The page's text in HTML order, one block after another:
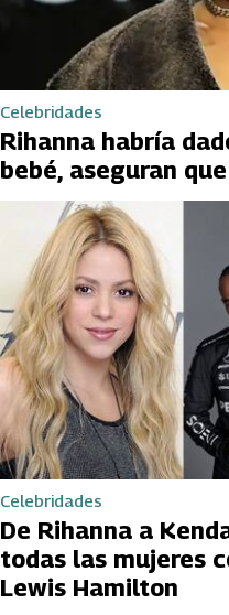
Celebridades
Rihanna habría
bebé, aseguran
Celebridades
De Rihanna a
todas las mujeres
Lewis Hamilton